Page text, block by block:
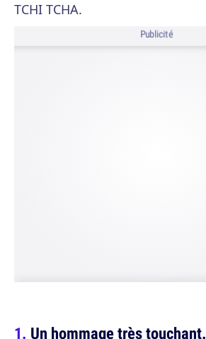
TCHI TCHA.
Publicité
Un hommage très touchant.